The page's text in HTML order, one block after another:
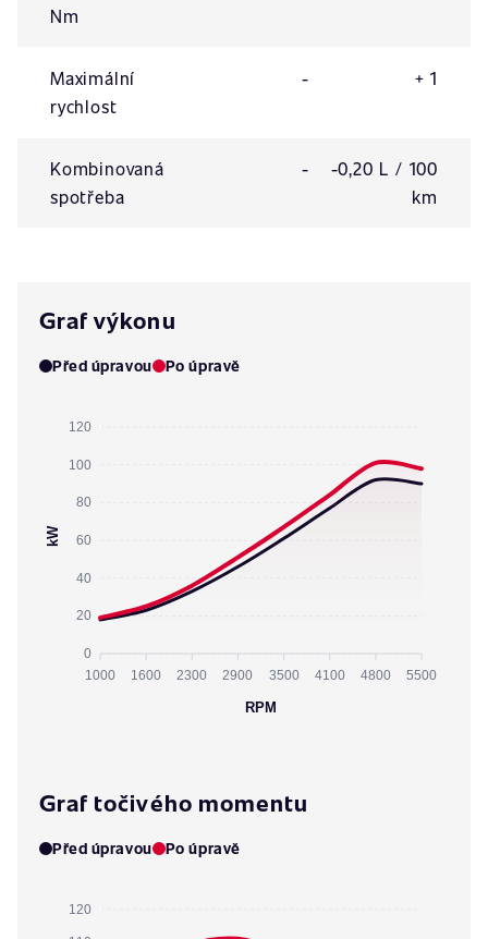
Nm
Maximální
rychlost
- + 1
Kombinovaná
spotřeba
-
-0,20 L / 100
km
Graf výkonu
Před úpravou Po úpravě
120
100
80
60
40
20
0
kW
1000 1600 2300 2900 3500 4100 4800 5500
RPM
Graf točivého momentu
Před úpravou Po úpravě
120